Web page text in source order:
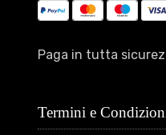
Paga in tutta
Termini e